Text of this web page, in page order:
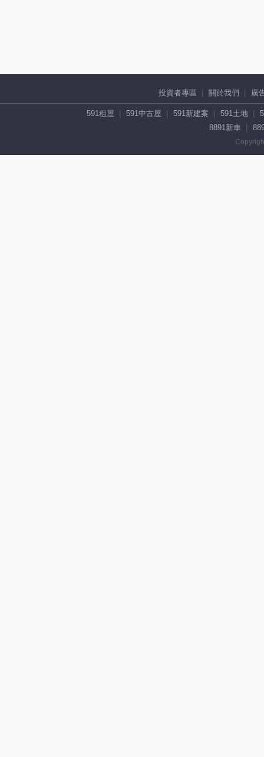
投資者專區 關於我們 廣
591租屋 591中古屋 591新建案 591土地
8891新車